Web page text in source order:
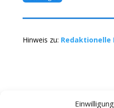
Hinweis zu: Redaktionelle